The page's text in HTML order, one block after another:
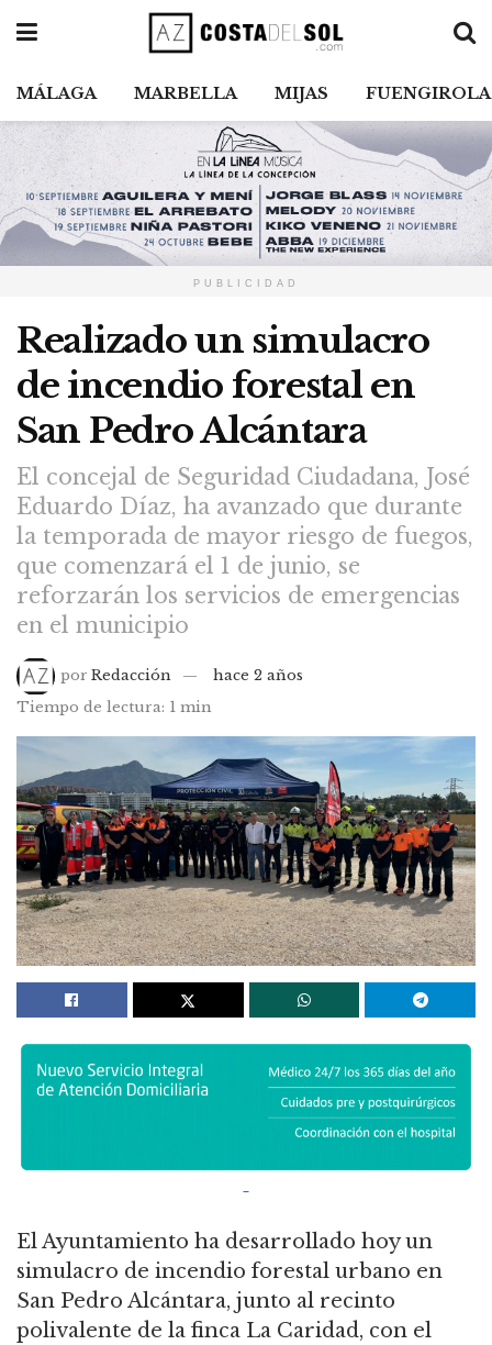
MÁLAGA MARBELLA MIJAS FUENGIROLA
PUBLICIDAD
Realizado un simulacro
de incendio forestal en
San Pedro Alcántara
El concejal de Seguridad Ciudadana, José
Eduardo Díaz, ha avanzado que durante
la temporada de mayor riesgo de fuegos,
que comenzará el 1 de junio, se
reforzarán los servicios de emergencias
en el municipio
por Redacción
hace 2 años
Tiempo de lectura: 1 min
El Ayuntamiento ha desarrollado hoy un
simulacro de incendio forestal urbano en
San Pedro Alcántara, junto al recinto
polivalente de la finca La Caridad, con el